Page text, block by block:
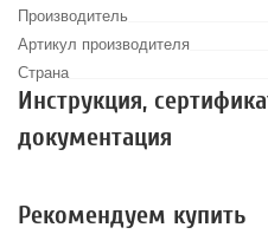
Производитель
Артикул производителя
Страна
Инструкция,
документация
Рекомендуем купить